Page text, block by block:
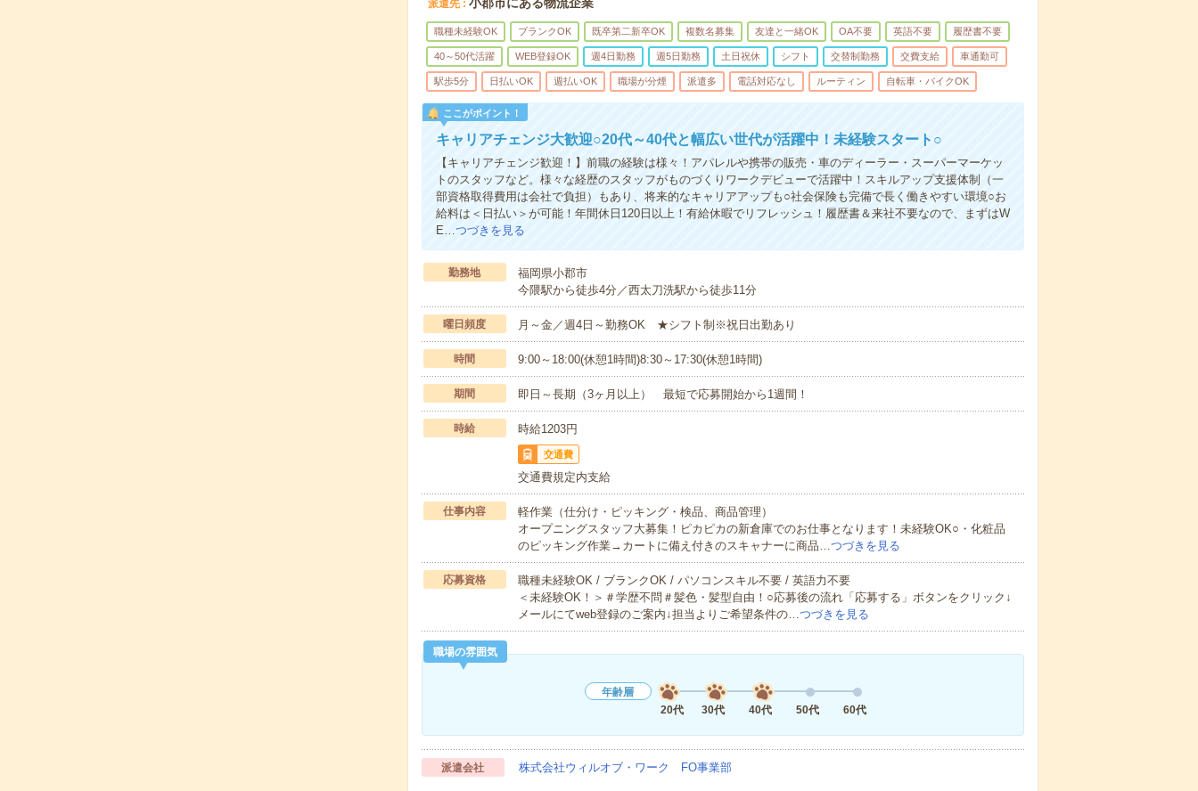
派遣先
職種未経験OK ブランクOK 既卒第二新卒OK 複数名募集 友達と一緒OK OA不要 英語不要 履歴書不要
40～50代活躍 WEB登録OK 週4日勤務 週5日勤務 土日祝休 シフト 交替制勤務 交費支給 車通勤可
駅歩5分 日払いOK 週払いOK 職場が分煙 派遣多 電話対応なし ルーティン 自転車・バイクOK
ここがポイント！
キャリアチェンジ大歓迎○20代～40代と幅広い世代が活躍中！未経験スタート○
【キャリアチェンジ歓迎！】前職の経験は様々！アパレルや携帯の販売・車のディーラー・スーパーマーケッ
トのスタッフなど。様々な経歴のスタッフがものづくりワークデビューで活躍中！スキルアップ支援体制（一
部資格取得費用は会社で負担）もあり、将来的なキャリアアップも○社会保険も完備で長く働きやすい環境○お
給料は＜日払い＞が可能！年間休日120日以上！有給休暇でリフレッシュ！履歴書＆来社不要なので、まずはW
E…つづきを見る
勤務地
福岡県小郡市
今隈駅から徒歩4分／西太刀洗駅から徒歩11分
曜日頻度 月～金／週4日～勤務OK ★シフト制※祝日出勤あり
時間 9:00～18:00(休憩1時間)8:30～17:30(休憩1時間)
期間 即日～長期（3ヶ月以上） 最短で応募開始から1週間！
時給 時給1203円
交通費
交通費規定内支給
仕事内容
軽作業（仕分け・ピッキング・検品、商品管理）
オープニングスタッフ大募集！ピカピカの新倉庫でのお仕事となります！未経験OK○・化粧品
のピッキング作業→カートに備え付きのスキャナーに商品…つづきを見る
応募資格
職種未経験OK / ブランクOK / パソコンスキル不要 / 英語力不要
＜未経験OK！＞＃学歴不問＃髪色・髪型自由！○応募後の流れ「応募する」ボタンをクリック↓
メールにてweb登録のご案内↓担当よりご希望条件の…つづきを見る
職場の雰囲気
年齢層
20代
30代 40代 50代 60代
派遣会社 株式会社ウィルオブ・ワーク FO事業部